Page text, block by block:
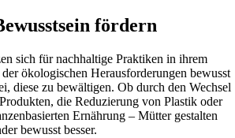
fördern
sich für nachhaltige Praktiken in ihrem
ökologischen Herausforderungen bewusst
diese zu bewältigen. Ob durch den Wechsel
die Reduzierung von Plastik oder
Ernährung – Mütter gestalten
bewusst besser.